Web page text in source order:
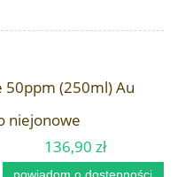
50ppm (250ml) Au
niejonowe
136,90 zł